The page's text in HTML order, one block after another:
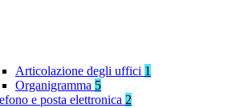
Articolazione degli uffici 1
Organigramma 5
e posta elettronica 2